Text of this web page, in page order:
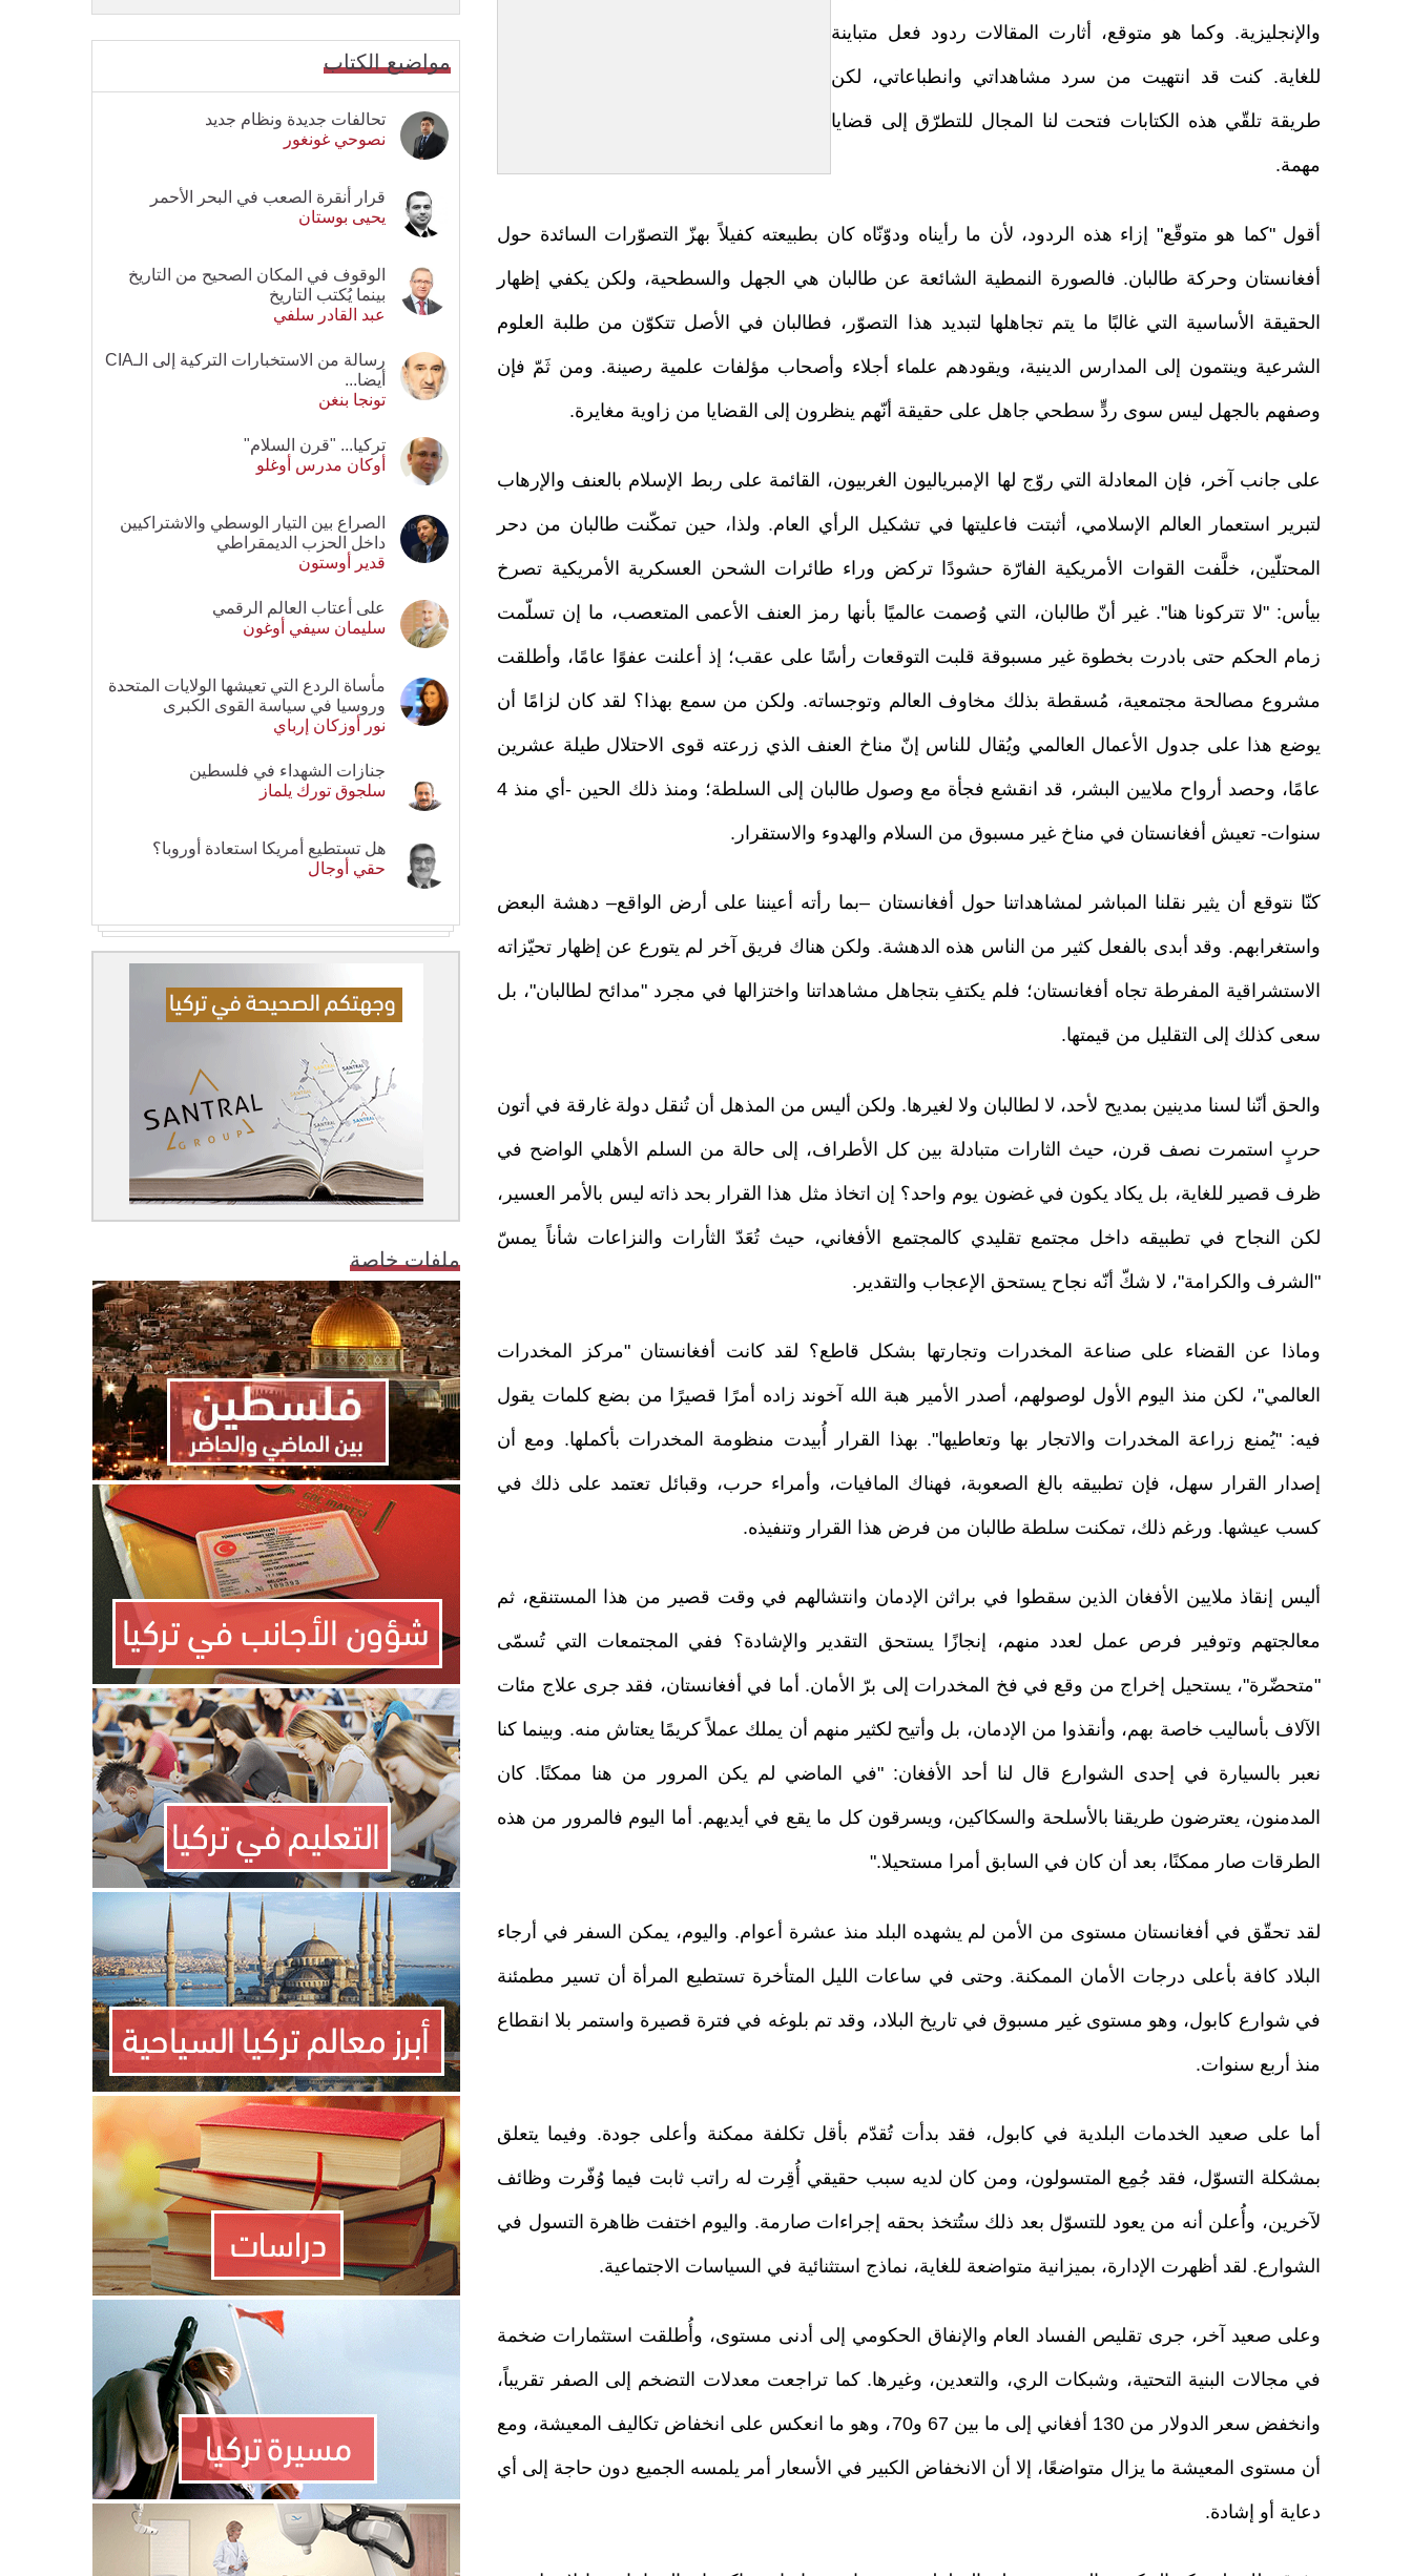
والإنجليزية. وكما هو متوقع، أثارت المقالات ردود فعل متباينة
للغاية. كنت قد انتهيت من سرد مشاهداتي وانطباعاتي، لكن
طريقة تلقّي هذه الكتابات فتحت لنا المجال للتطرّق إلى قضايا
مهمة.
أقول "كما هو متوقّع" إزاء هذه الردود، لأن ما رأيناه ودوّنّاه كان بطبيعته كفيلاً بهزّ التصوّرات السائدة حول
أفغانستان وحركة طالبان. فالصورة النمطية الشائعة عن طالبان هي الجهل والسطحية، ولكن يكفي إظهار
الحقيقة الأساسية التي غالبًا ما يتم تجاهلها لتبديد هذا التصوّر، فطالبان في الأصل تتكوّن من طلبة العلوم
الشرعية وينتمون إلى المدارس الدينية، ويقودهم علماء أجلاء وأصحاب مؤلفات علمية رصينة. ومن ثَمّ فإن
وصفهم بالجهل ليس سوى ردٍّ سطحي جاهل على حقيقة أنّهم ينظرون إلى القضايا من زاوية مغايرة.
على جانب آخر، فإن المعادلة التي روّج لها الإمبرياليون الغربيون، القائمة على ربط الإسلام بالعنف والإرهاب
لتبرير استعمار العالم الإسلامي، أثبتت فاعليتها في تشكيل الرأي العام. ولذا، حين تمكّنت طالبان من دحر
المحتلّين، خلَّفت القوات الأمريكية الفارّة حشودًا تركض وراء طائرات الشحن العسكرية الأمريكية تصرخ
بيأس: "لا تتركونا هنا". غير أنّ طالبان، التي وُصمت عالميًا بأنها رمز العنف الأعمى المتعصب، ما إن تسلّمت
زمام الحكم حتى بادرت بخطوة غير مسبوقة قلبت التوقعات رأسًا على عقب؛ إذ أعلنت عفوًا عامًا، وأطلقت
مشروع مصالحة مجتمعية، مُسقطة بذلك مخاوف العالم وتوجساته. ولكن من سمع بهذا؟ لقد كان لزامًا أن
يوضع هذا على جدول الأعمال العالمي ويُقال للناس إنّ مناخ العنف الذي زرعته قوى الاحتلال طيلة عشرين
عامًا، وحصد أرواح ملايين البشر، قد انقشع فجأة مع وصول طالبان إلى السلطة؛ ومنذ ذلك الحين -أي منذ 4
سنوات- تعيش أفغانستان في مناخ غير مسبوق من السلام والهدوء والاستقرار.
كنّا نتوقع أن يثير نقلنا المباشر لمشاهداتنا حول أفغانستان –بما رأته أعيننا على أرض الواقع– دهشة البعض
واستغرابهم. وقد أبدى بالفعل كثير من الناس هذه الدهشة. ولكن هناك فريق آخر لم يتورع عن إظهار تحيّزاته
الاستشراقية المفرطة تجاه أفغانستان؛ فلم يكتفِ بتجاهل مشاهداتنا واختزالها في مجرد "مدائح لطالبان"، بل
سعى كذلك إلى التقليل من قيمتها.
والحق أنّنا لسنا مدينين بمديح لأحد، لا لطالبان ولا لغيرها. ولكن أليس من المذهل أن تُنقل دولة غارقة في أتون
حربٍ استمرت نصف قرن، حيث الثارات متبادلة بين كل الأطراف، إلى حالة من السلم الأهلي الواضح في
ظرف قصير للغاية، بل يكاد يكون في غضون يوم واحد؟ إن اتخاذ مثل هذا القرار بحد ذاته ليس بالأمر العسير،
لكن النجاح في تطبيقه داخل مجتمع تقليدي كالمجتمع الأفغاني، حيث تُعَدّ الثأرات والنزاعات شأناً يمسّ
"الشرف والكرامة"، لا شكّ أنّه نجاح يستحق الإعجاب والتقدير.
وماذا عن القضاء على صناعة المخدرات وتجارتها بشكل قاطع؟ لقد كانت أفغانستان "مركز المخدرات
العالمي"، لكن منذ اليوم الأول لوصولهم، أصدر الأمير هبة الله آخوند زاده أمرًا قصيرًا من بضع كلمات يقول
فيه: "يُمنع زراعة المخدرات والاتجار بها وتعاطيها". بهذا القرار أُبيدت منظومة المخدرات بأكملها. ومع أن
إصدار القرار سهل، فإن تطبيقه بالغ الصعوبة، فهناك المافيات، وأمراء حرب، وقبائل تعتمد على ذلك في
كسب عيشها. ورغم ذلك، تمكنت سلطة طالبان من فرض هذا القرار وتنفيذه.
أليس إنقاذ ملايين الأفغان الذين سقطوا في براثن الإدمان وانتشالهم في وقت قصير من هذا المستنقع، ثم
معالجتهم وتوفير فرص عمل لعدد منهم، إنجازًا يستحق التقدير والإشادة؟ ففي المجتمعات التي تُسمّى
"متحضّرة"، يستحيل إخراج من وقع في فخ المخدرات إلى برّ الأمان. أما في أفغانستان، فقد جرى علاج مئات
الآلاف بأساليب خاصة بهم، وأنقذوا من الإدمان، بل وأتيح لكثير منهم أن يملك عملاً كريمًا يعتاش منه. وبينما كنا
نعبر بالسيارة في إحدى الشوارع قال لنا أحد الأفغان: "في الماضي لم يكن المرور من هنا ممكنًا. كان
المدمنون، يعترضون طريقنا بالأسلحة والسكاكين، ويسرقون كل ما يقع في أيديهم. أما اليوم فالمرور من هذه
الطرقات صار ممكنًا، بعد أن كان في السابق أمرا مستحيلا."
لقد تحقّق في أفغانستان مستوى من الأمن لم يشهده البلد منذ عشرة أعوام. واليوم، يمكن السفر في أرجاء
البلاد كافة بأعلى درجات الأمان الممكنة. وحتى في ساعات الليل المتأخرة تستطيع المرأة أن تسير مطمئنة
في شوارع كابول، وهو مستوى غير مسبوق في تاريخ البلاد، وقد تم بلوغه في فترة قصيرة واستمر بلا انقطاع
منذ أربع سنوات.
أما على صعيد الخدمات البلدية في كابول، فقد بدأت تُقدّم بأقل تكلفة ممكنة وأعلى جودة. وفيما يتعلق
بمشكلة التسوّل، فقد جُمِع المتسولون، ومن كان لديه سبب حقيقي أُقِرت له راتب ثابت فيما وُفّرت وظائف
لآخرين، وأُعلن أنه من يعود للتسوّل بعد ذلك ستُتخذ بحقه إجراءات صارمة. واليوم اختفت ظاهرة التسول في
الشوارع. لقد أظهرت الإدارة، بميزانية متواضعة للغاية، نماذج استثنائية في السياسات الاجتماعية.
وعلى صعيد آخر، جرى تقليص الفساد العام والإنفاق الحكومي إلى أدنى مستوى، وأُطلقت استثمارات ضخمة
في مجالات البنية التحتية، وشبكات الري، والتعدين، وغيرها. كما تراجعت معدلات التضخم إلى الصفر تقريباً،
وانخفض سعر الدولار من 130 أفغاني إلى ما بين 67 و70، وهو ما انعكس على انخفاض تكاليف المعيشة، ومع
أن مستوى المعيشة ما يزال متواضعًا، إلا أن الانخفاض الكبير في الأسعار أمر يلمسه الجميع دون حاجة إلى أي
دعاية أو إشادة.
مواضيع الكتاب
تحالفات جديدة ونظام جديد
نصوحي غونغور
قرار أنقرة الصعب في البحر الأحمر
يحيى بوستان
الوقوف في المكان الصحيح من التاريخ
بينما يُكتب التاريخ
عبد القادر سلفي
رسالة من الاستخبارات التركية إلى الـCIA
أيضا...
تونجا بنغن
تركيا... "قرن السلام"
أوكان مدرس أوغلو
الصراع بين التيار الوسطي والاشتراكيين
داخل الحزب الديمقراطي
قدير أوستون
على أعتاب العالم الرقمي
سليمان سيفي أوغون
مأساة الردع التي تعيشها الولايات المتحدة
وروسيا في سياسة القوى الكبرى
نور أوزكان إرباي
جنازات الشهداء في فلسطين
سلجوق تورك يلماز
هل تستطيع أمريكا استعادة أوروبا؟
حقي أوجال
ملفات خاصة